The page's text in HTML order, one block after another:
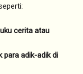
cerita atau
para adik-adik di